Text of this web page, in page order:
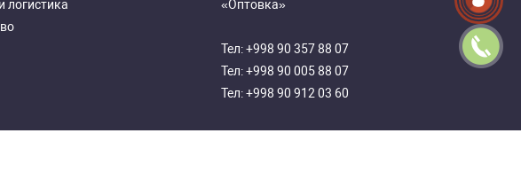
логистика
«Оптовка»
Тел:+998 90 357 88 07
Тел:+998 90 005 88 07
Тел:+998 90 912 03 60